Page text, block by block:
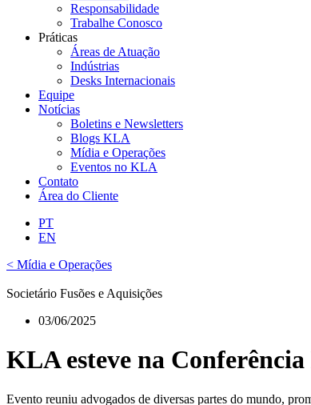
Responsabilidade
Trabalhe Conosco
Práticas
Áreas de Atuação
Indústrias
Desks Internacionais
Equipe
Notícias
Boletins e Newsletters
Blogs KLA
Mídia e Operações
Eventos no KLA
Contato
Área do Cliente
PT
EN
< Mídia e Operações
Societário Fusões e Aquisições
03/06/2025
KLA esteve na
Evento reuniu advogados de diversas partes do mundo,